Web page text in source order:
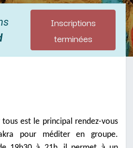
Inscriptions
terminées
est le principal rendez-vous
pour méditer en groupe.